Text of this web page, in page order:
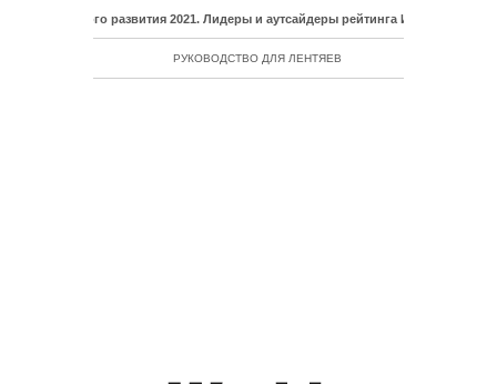
развития 2021. Лидеры и аутсайдеры рейтинга ИЧР
РУКОВОДСТВО ДЛЯ ЛЕНТЯЕВ